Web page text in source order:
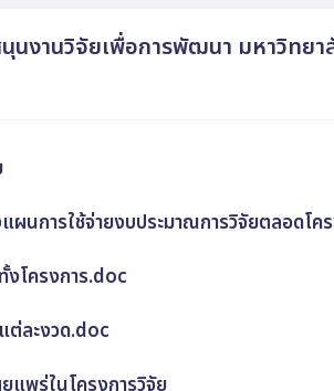
นงานวิจัยเพื่อการพัฒนา มหาวิทยา
นการใช้จ่ายงบประมาณการวิจัยตลอดโค
งโครงการ.doc
ต่ละงวด.doc